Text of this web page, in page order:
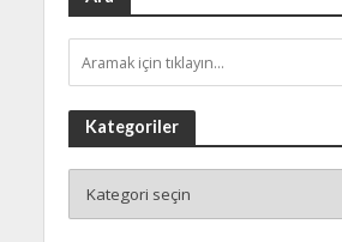
Kategoriler